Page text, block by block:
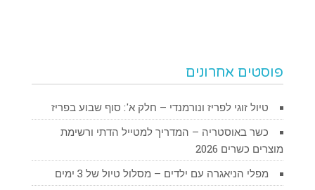
פוסטים אחרונים
טיול זוגי לפריז ונורמנדי – חלק א': סוף שבוע בפריז
כשר באוסטריה – המדריך למטייל הדתי ורשימת
מוצרים כשרים 2026
מפלי הניאגרה עם ילדים – מסלול טיול של 3 ימים